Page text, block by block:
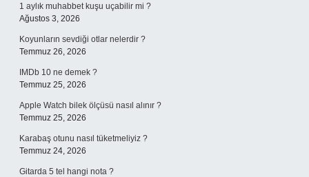
1 aylık muhabbet kuşu uçabilir mi ?
Ağustos 3, 2026
Koyunların sevdiği otlar nelerdir ?
Temmuz 26, 2026
IMDb 10 ne demek ?
Temmuz 25, 2026
Apple Watch bilek ölçüsü nasıl alınır ?
Temmuz 25, 2026
Karabaş otunu nasıl tüketmeliyiz ?
Temmuz 24, 2026
Gitarda 5 tel hangi nota ?